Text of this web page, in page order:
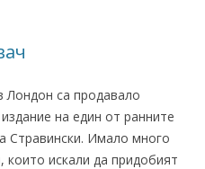
Лондон са продавало
на един от ранните
Стравински. Имало много
искали да придобият